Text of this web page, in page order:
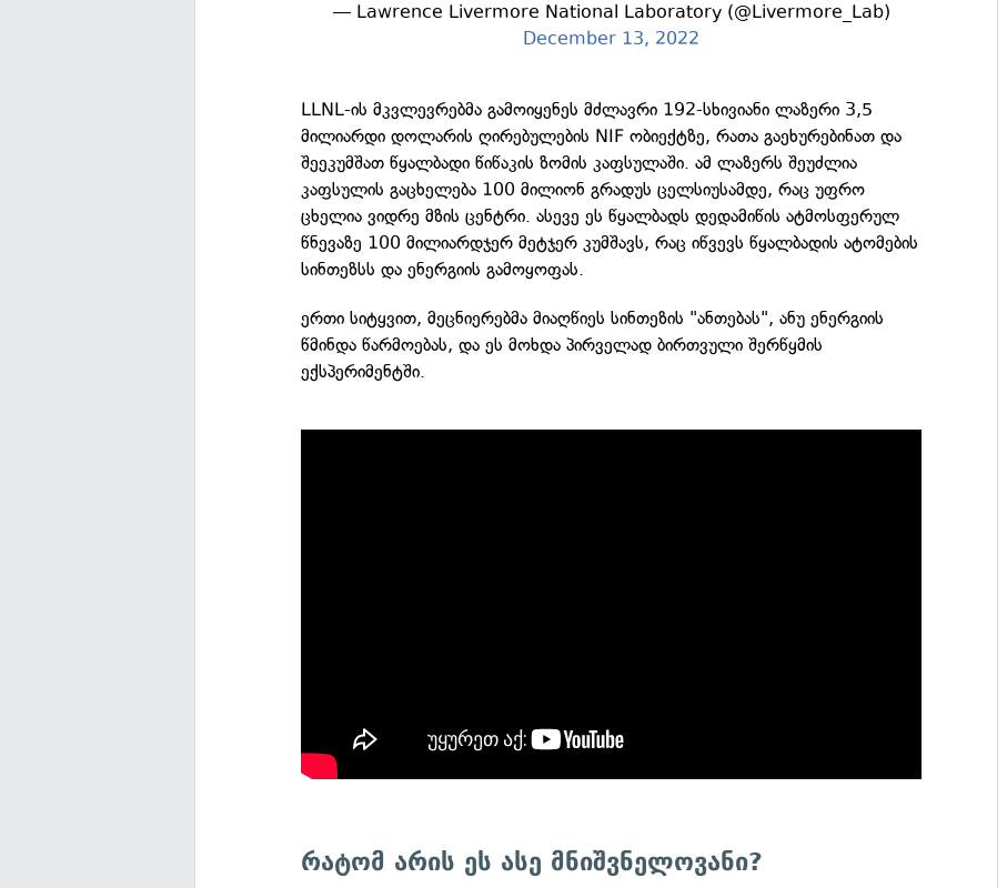
— Lawrence Livermore National Laboratory (@Livermore_Lab)
December 13, 2022
LLNL-ის მკვლევრებმა გამოიყენეს მძლავრი 192-სხივიანი ლაზერი 3,5
მილიარდი დოლარის ღირებულების NIF ობიექტზე, რათა გაეხურებინათ და
შეეკუმშათ წყალბადი წიწაკის ზომის კაფსულაში. ამ ლაზერს შეუძლია
კაფსულის გაცხელება 100 მილიონ გრადუს ცელსიუსამდე, რაც უფრო
ცხელია ვიდრე მზის ცენტრი. ასევე ეს წყალბადს დედამიწის ატმოსფერულ
წნევაზე 100 მილიარდჯერ მეტჯერ კუმშავს, რაც იწვევს წყალბადის ატომების
სინთეზსს და ენერგიის გამოყოფას.
ერთი სიტყვით, მეცნიერებმა მიაღწიეს სინთეზის "ანთებას", ანუ ენერგიის
წმინდა წარმოებას, და ეს მოხდა პირველად ბირთვული შერწყმის
ექსპერიმენტში.
რატომ არის ეს ასე მნიშვნელოვანი?